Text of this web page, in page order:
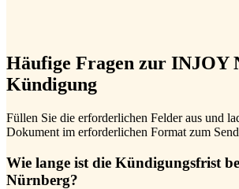
Häufige Fragen zur INJOY
Kündigung
Füllen Sie die erforderlichen Felder aus und
Dokument im erforderlichen Format zum
Wie lange ist die Kündigungsfrist
Nürnberg?